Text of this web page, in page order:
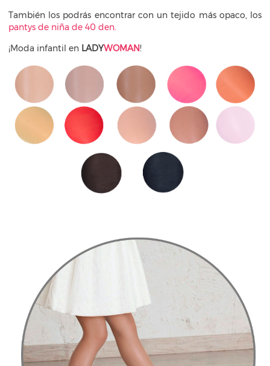
También los podrás encontrar con un tejido más opaco, los
pantys de niña de 40 den.
¡Moda infantil en LADYWOMAN!​​​​​​